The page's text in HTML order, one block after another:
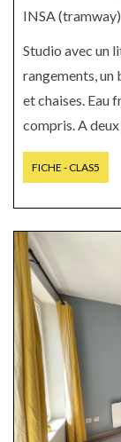
INSA (tramway)
Studio avec un
rangements, un
et chaises. Eau
compris. A
FICHE - CLAS5